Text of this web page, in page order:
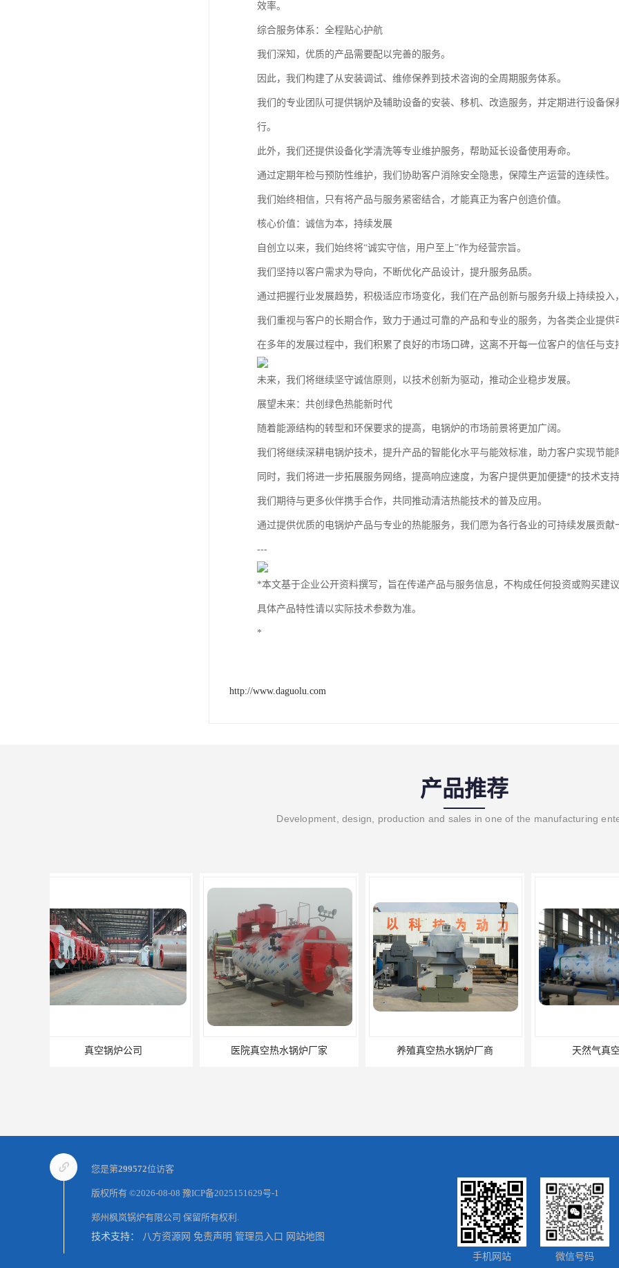
效率。
综合服务体系：全程贴心护航
我们深知，优质的产品需要配以完善的服务。
因此，我们构建了从安装调试、维修保养到技术咨询的全周期服务体系。
我们的专业团队可提供锅炉及辅助设备的安装、移机、改造服务，并定期进行设备
行。
此外，我们还提供设备化学清洗等专业维护服务，帮助延长设备使用寿命。
通过定期年检与预防性维护，我们协助客户消除安全隐患，保障生产运营的连续性。
我们始终相信，只有将产品与服务紧密结合，才能真正为客户创造价值。
核心价值：诚信为本，持续发展
自创立以来，我们始终将“诚实守信，用户至上”作为经营宗旨。
我们坚持以客户需求为导向，不断优化产品设计，提升服务品质。
通过把握行业发展趋势，积极适应市场变化，我们在产品创新与服务升级上持续投
我们重视与客户的长期合作，致力于通过可靠的产品和专业的服务，为各类企业提供
在多年的发展过程中，我们积累了良好的市场口碑，这离不开每一位客户的信任与支
未来，我们将继续坚守诚信原则，以技术创新为驱动，推动企业稳步发展。
展望未来：共创绿色热能新时代
随着能源结构的转型和环保要求的提高，电锅炉的市场前景将更加广阔。
我们将继续深耕电锅炉技术，提升产品的智能化水平与能效标准，助力客户实现节能
同时，我们将进一步拓展服务网络，提高响应速度，为客户提供更加便捷*的技术支
我们期待与更多伙伴携手合作，共同推动清洁热能技术的普及应用。
通过提供优质的电锅炉产品与专业的热能服务，我们愿为各行各业的可持续发展贡
---
*本文基于企业公开资料撰写，旨在传递产品与服务信息，不构成任何投资或购买建
具体产品特性请以实际技术参数为准。
*
http://www.daguolu.com
产品推荐
Development, design, production and sales in one of the manufacturing
医院真空热水锅炉厂家 养殖真空热水锅炉厂商 天然气真空炉厂家 湿背式真
燃气真空锅炉厂商 电锅炉采暖炉厂家 电升温导热油锅炉多少钱 真空热
您是第299572位访客
版权所有 ©2026-08-08 豫ICP备2025151629号-1
郑州枫岚锅炉有限公司 保留所有权利.
技术支持： 八方资源网 免责声明 管理员入口 网站地图
手机网站
微信号码